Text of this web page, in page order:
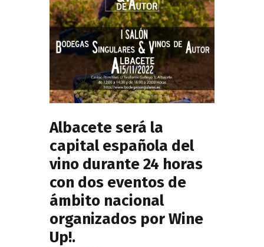
Albacete será la
capital española del
vino durante 24 horas
con dos eventos de
ámbito nacional
organizados por Wine
Up!.